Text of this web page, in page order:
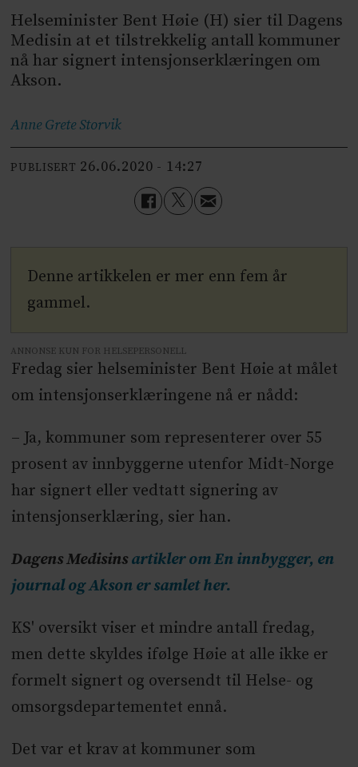
Helseminister Bent Høie (H) sier til Dagens
Medisin at et tilstrekkelig antall kommuner
nå har signert intensjonserklæringen om
Akson.
Anne Grete Storvik
PUBLISERT 26.06.2020 - 14:27
Denne artikkelen er mer enn fem år
gammel.
ANNONSE KUN FOR HELSEPERSONELL
Fredag sier helseminister Bent Høie at målet
om intensjonserklæringene nå er nådd:
– Ja, kommuner som representerer over 55
prosent av innbyggerne utenfor Midt-Norge
har signert eller vedtatt signering av
intensjonserklæring, sier han.
Dagens Medisinsartikler om En innbygger, en
journal og Akson er samlet her.
KS' oversikt viser et mindre antall fredag,
men dette skyldes ifølge Høie at alle ikke er
formelt signert og oversendt til Helse- og
omsorgsdepartementet ennå.
Det var et krav at kommuner som